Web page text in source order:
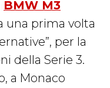
BMW M3
una prima volta
per la
della Serie 3.
a Monaco